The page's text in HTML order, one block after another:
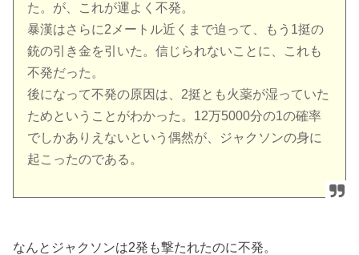
た。が、これが運よく不発。
暴漢はさらに2メートル近くまで迫って、もう1挺の
銃の引き金を引いた。信じられないことに、これも
不発だった。
後になって不発の原因は、2挺とも火薬が湿っていた
ためということがわかった。12万5000分の1の確率
でしかありえないという偶然が、ジャクソンの身に
起こったのである。
なんとジャクソンは2発も撃たれたのに不発。